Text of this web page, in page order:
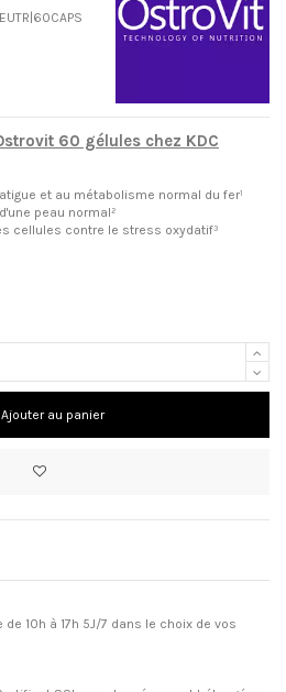
60 gélules chez KDC
et au métabolisme normal du fer¹
peau normal²
cellules contre le stress oxydatif³
Ajouter au panier
10h à 17h 5J/7 dans le choix de vos